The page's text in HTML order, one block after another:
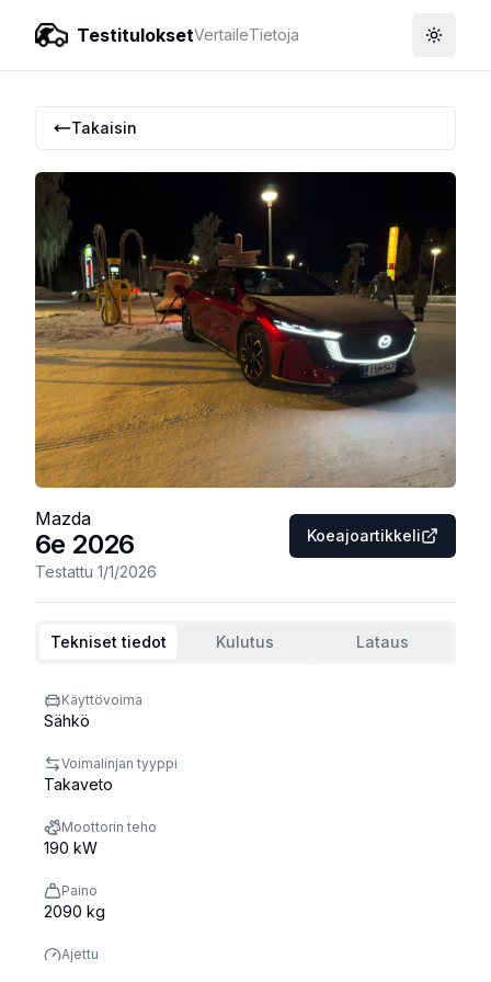
TestituloksetVertaileTietoja Toggle
Takaisin
Mazda
6e 2026
Koeajoartikkeli
Testattu 1/1/2026
Tekniset tiedot Kulutus Lataus
Käyttövoima
Sähkö
Voimalinjan tyyppi
Takaveto
Moottorin teho
190 kW
Paino
2090 kg
Ajettu